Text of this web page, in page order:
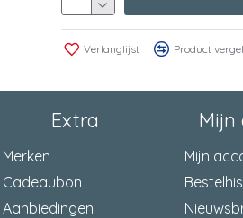
Verlanglijst Product
Extra
Merken
Cadeaubon
Aanbiedingen
Mijn
Mijn